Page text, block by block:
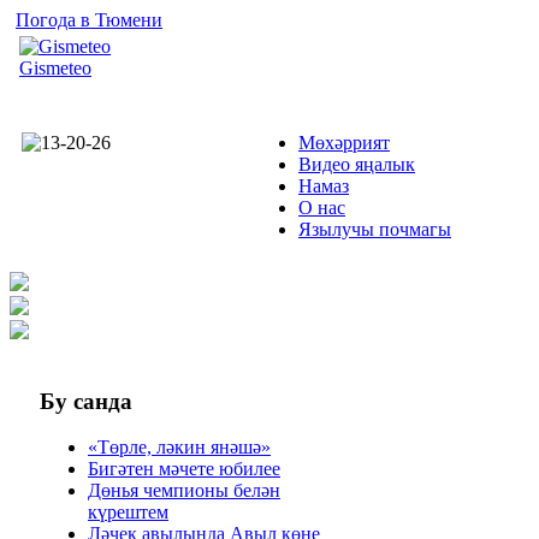
Погода в Тюмени
Gismeteo
Мөхәррият
Видео яңалык
Намаз
О нас
Язылучы почмагы
Бу санда
«Төрле, ләкин янәшә»
Бигәтен мәчете юбилее
Дөнья чемпионы белән
күрештем
Ләчек авылында Авыл көне